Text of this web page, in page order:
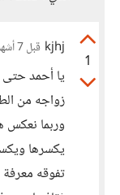
1
kjhj قبل 7 أشهر
يا أحمد
زواجه من
وربما نعكس
يكسرها
تفوقه